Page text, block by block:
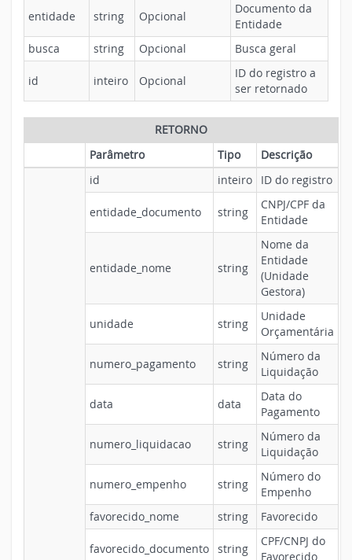
entidade string Opcional
Documento da
Entidade
busca
string Opcional Busca geral
id inteiro Opcional
ID do registro a
ser retornado
RETORNO
Parâmetro
Tipo
Descrição
id
inteiro ID do registro
entidade_documento string
CNPJ/CPF da
Entidade
entidade_nome string
Nome da
Entidade
(Unidade
Gestora)
unidade string
Unidade
Orçamentária
numero_pagamento string
Número da
Liquidação
data data
Data do
Pagamento
numero_liquidacao string
Número da
Liquidação
numero_empenho string
Número do
Empenho
favorecido_nome
string Favorecido
favorecido_documento string
CPF/CNPJ do
Favorecido